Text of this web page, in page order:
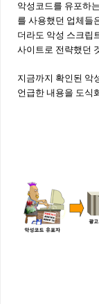
악성코드를 유포하
를 사용했던 업체들
더라도 악성 스크립
사이트로 전략했던
지금까지 확인된 악
언급한 내용을 도식